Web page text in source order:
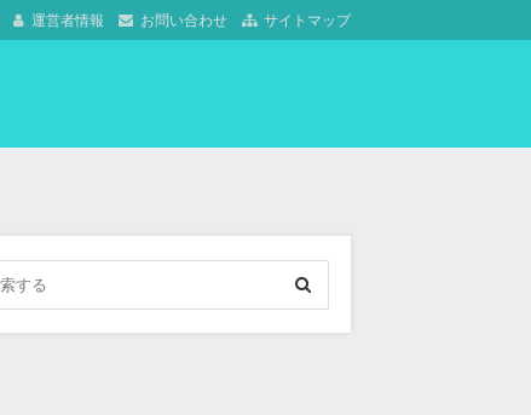
運営者情報 お問い合わせ サイトマップ